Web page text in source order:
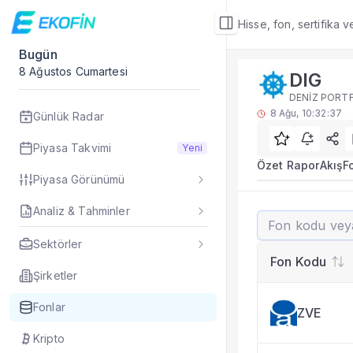
Hisse, fon, sertifika
Bugün
8 Ağustos Cumartesi
Günlük Radar
Piyasa Takvimi Yeni
Piyasa Görünümü
Analiz & Tahminler
Sektörler
Şirketler
Fonlar
Kripto
Fon Detay
Rakip Analizi
DIG benzer
DIG fonu rakip
TEFAS DIG fonu
Fon verileri hangi
DIG fonunu diğer
Evet. Fon detay
Fon Detay— İlgili
Fon Portföyü
DIG
DENİZ
8 Ağu, 10:32:37
Özet RaporAkış
DIG
Fon Kodu
ZVE